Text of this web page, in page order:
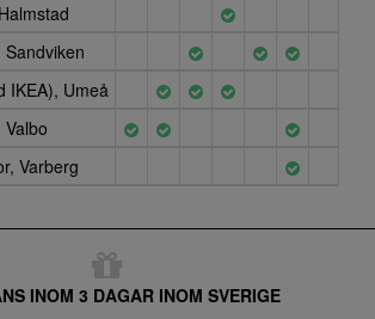
Sandviken
IKEA), Umeå
Varberg
INOM 3 DAGAR INOM SVERIGE